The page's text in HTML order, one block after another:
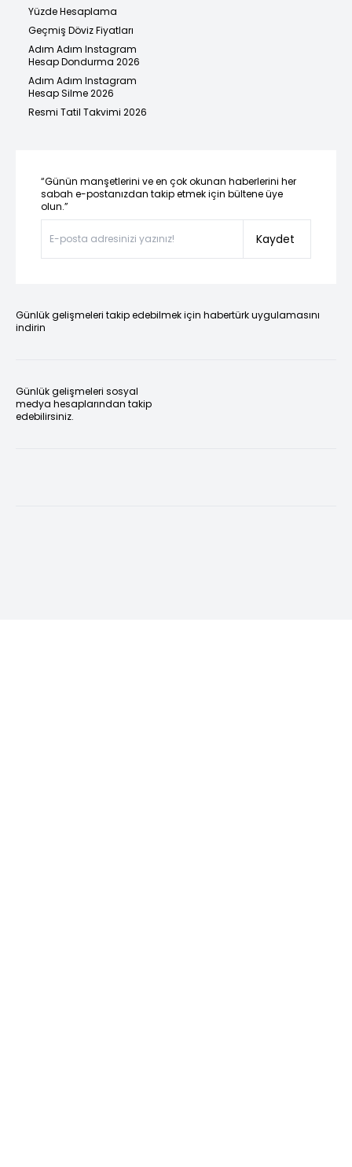
Yüzde Hesaplama
Geçmiş Döviz Fiyatları
Adım Adım Instagram
Hesap Dondurma 2026
Adım Adım Instagram
Hesap Silme 2026
Resmi Tatil Takvimi 2026
“Günün manşetlerini ve en çok okunan haberlerini her
sabah e-postanızdan takip etmek için bültene üye
olun.”
Kaydet
Günlük gelişmeleri takip edebilmek için habertürk uygulamasını
indirin
Günlük gelişmeleri sosyal
medya hesaplarından takip
edebilirsiniz.